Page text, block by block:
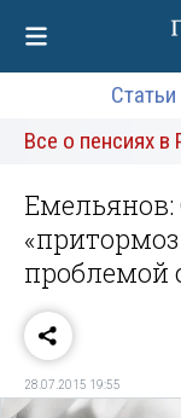
Статьи
Все о пенсиях в
проблемой
28.07.2015 19:55